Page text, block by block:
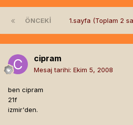
ÖNCEKI 1.sayfa (Toplam 2
cipram
Mesaj tarihi: Ekim 5, 2008
ben cipram
21f
izmir'den.